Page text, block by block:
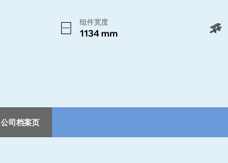
组件宽度
1134 mm
公司档案页